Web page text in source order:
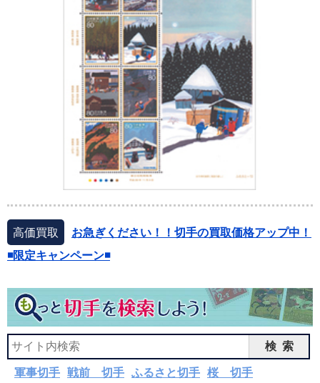
高価買取
お急ぎください！！切手の買取価格アップ中！
◾️限定キャンペーン◾️
検索
軍事切手 戦前 切手 ふるさと切手 桜 切手